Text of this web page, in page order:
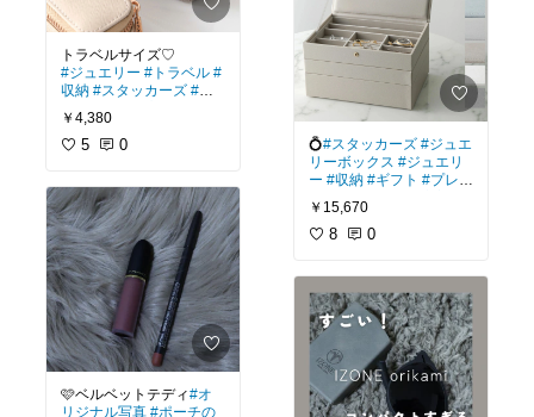
#ジュエリー #トラベル #
収納 #スタッカーズ #収
￥4,380
5 0
🩷ベルベットテディ#オ
リジナル写真 #ポーチの
💍#スタッカーズ #ジュエ
リーボックス #ジュエリ
ー #収納 #ギフト #プレゼ
ント #自分へのご褒美
￥15,670
8 0